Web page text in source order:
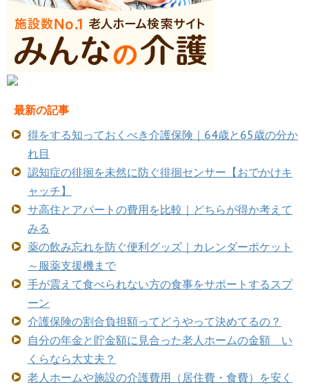
最新の記事
得をする知っておくべき介護保険｜64歳と65歳の分か
れ目
認知症の徘徊を未然に防ぐ徘徊センサー【おでかけキ
ャッチ】
サ高住とアパートの費用を比較｜どちらが得か考えて
みる
薬の飲み忘れを防ぐ便利グッズ｜カレンダーポケット
～服薬支援機まで
手が震えて食べられない方の食事をサポートするスプ
ーン
介護保険の割合負担額ってどうやって決めてるの？
自分の年金と貯金額に見合った老人ホームの金額 い
くらなら大丈夫？
老人ホームや施設の介護費用（居住費・食費）を安く